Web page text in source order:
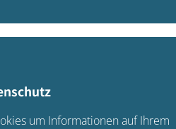
um Informationen auf Ihrem